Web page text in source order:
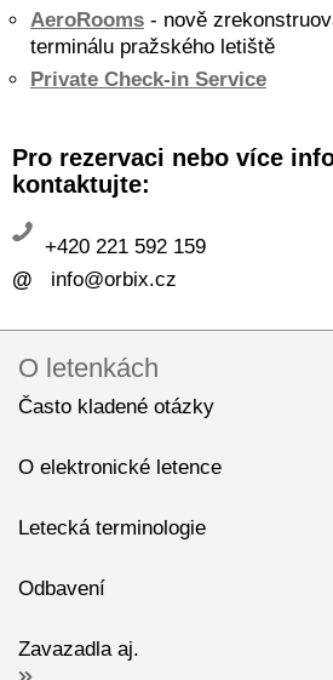
AeroRooms - nově
terminálu pražského letiště
Private Check-in Service
Pro rezervaci nebo více
kontaktujte:
+420 221 592 159
@ info@orbix.cz
O letenkách
Často kladené otázky
O elektronické letence
Letecká terminologie
Odbavení
Zavazadla aj.